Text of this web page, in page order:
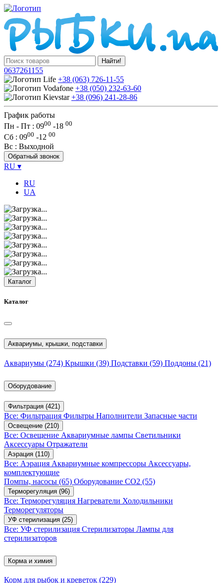
Найти!
0637261155
+38 (063) 726-11-55
+38 (050) 232-63-60
+38 (096) 241-28-86
График работы
Пн - Пт : 0900 -18 00
Сб : 0900 -12 00
Вс : Выходной
Обратный звонок
RU ▾
RU
UA
Каталог
Каталог
Аквариумы, крышки, подставки
Аквариумы (274) Крышки (39) Подставки (59) Поддоны (21)
Оборудование
Фильтрация (421)
Все: Фильтрация Фильтры Наполнители Запасные части
Освещение (210)
Все: Освещение Аквариумные лампы Светильники
Аксессуары Отражатели
Аэрация (110)
Все: Аэрация Аквариумные компрессоры Аксессуары,
комплектующие
Помпы, насосы (65) Оборудование CO2 (55)
Терморегуляция (96)
Все: Терморегуляция Нагреватели Холодильники
Терморегуляторы
УФ стерилизация (25)
Все: УФ стерилизация Стерилизаторы Лампы для
стерилизаторов
Корма и химия
Корм для рыбок и креветок (229)